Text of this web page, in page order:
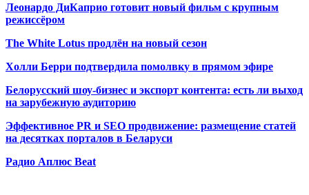
Леонардо ДиКаприо готовит новый фильм с крупным
режиссёром
The White Lotus продлён на новый сезон
Холли Берри подтвердила помолвку в прямом эфире
Белорусский шоу-бизнес и экспорт контента: есть ли выход
на зарубежную аудиторию
Эффективное PR и SEO продвижение: размещение статей
на десятках порталов в Беларуси
Радио Аплюс Beat